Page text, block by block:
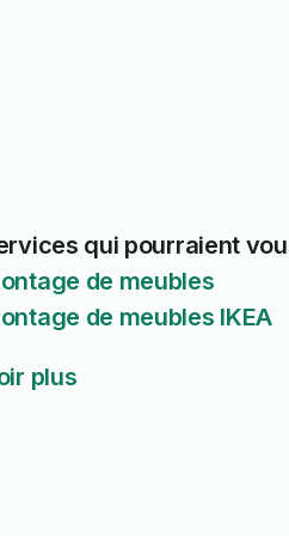
qui pourraient
de meubles
de meubles IKEA
plus